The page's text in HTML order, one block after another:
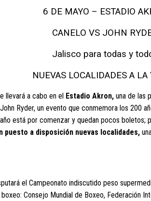
6 DE MAYO – ESTADIO
CANELO VS JOHN
Jalisco para todas y
NUEVAS LOCALIDADES A
llevará a cabo en el Estadio Akron, una de las
Ryder, un evento que conmemora los 200
está por comenzar y quedan pocos
puesto a disposición nuevas localidades,
el Campeonato indiscutido peso
Consejo Mundial de Boxeo, Federación